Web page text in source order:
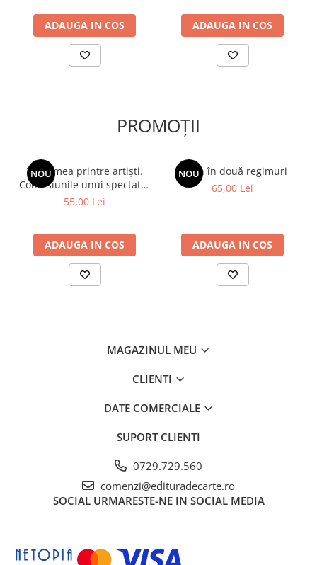
ADAUGA IN COS ADAUGA IN COS
PROMOȚII
NOU
Viața mea printre artiști.
Confesiunile unui spectator
fidel
55,00 Lei
ADAUGA IN COS
NOU
Spion în două regimuri
65,00 Lei
ADAUGA IN COS
MAGAZINUL MEU
CLIENTI
DATE COMERCIALE
SUPORT CLIENTI
0729.729.560
comenzi@edituradecarte.ro
SOCIAL URMARESTE-NE IN SOCIAL MEDIA